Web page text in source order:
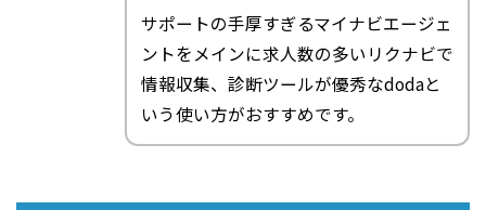
サポートの手厚すぎるマイナビエージェ
ントをメインに求人数の多いリクナビで
情報収集、診断ツールが優秀なdodaと
いう使い方がおすすめです。